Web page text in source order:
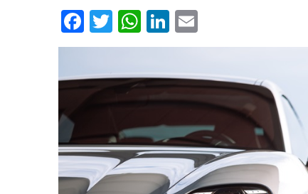
Facebook
Twitter
WhatsApp
LinkedIn